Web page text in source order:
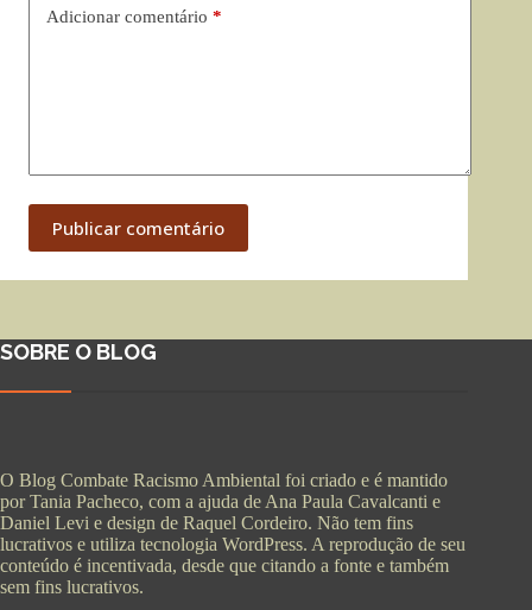
Adicionar comentário *
Publicar comentário
SOBRE O BLOG
O Blog Combate Racismo Ambiental foi criado e é mantido
por Tania Pacheco, com a ajuda de Ana Paula Cavalcanti e
Daniel Levi e design de Raquel Cordeiro. Não tem fins
lucrativos e utiliza tecnologia WordPress. A reprodução de seu
conteúdo é incentivada, desde que citando a fonte e também
sem fins lucrativos.